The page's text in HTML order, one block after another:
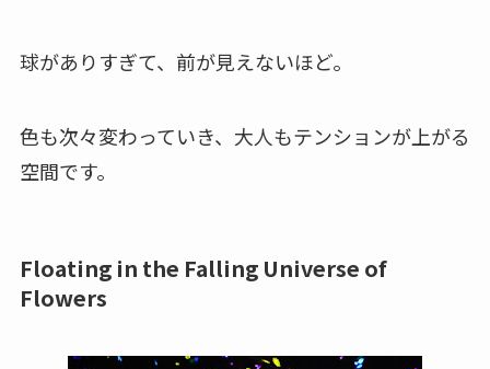
球がありすぎて、前が見えないほど。
色も次々変わっていき、大人もテンションが上がる
空間です。
Floating in the Falling Universe of
Flowers